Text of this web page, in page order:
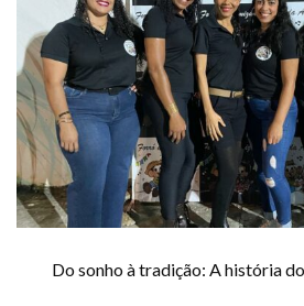
Do sonho à tradição: A história